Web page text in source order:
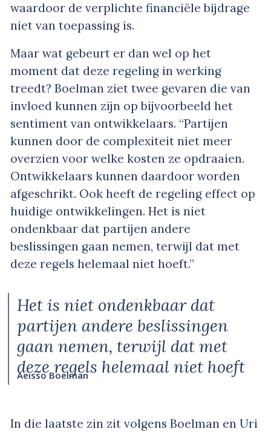
waardoor de verplichte financiële bijdrage
niet van toepassing is.
Maar wat gebeurt er dan wel op het
moment dat deze regeling in werking
treedt? Boelman ziet twee gevaren die van
invloed kunnen zijn op bijvoorbeeld het
sentiment van ontwikkelaars. “Partijen
kunnen door de complexiteit niet meer
overzien voor welke kosten ze opdraaien.
Ontwikkelaars kunnen daardoor worden
afgeschrikt. Ook heeft de regeling effect op
huidige ontwikkelingen. Het is niet
ondenkbaar dat partijen andere
beslissingen gaan nemen, terwijl dat met
deze regels helemaal niet hoeft.”
Het is niet ondenkbaar dat
partijen andere beslissingen
gaan nemen, terwijl dat met
deze regels helemaal niet hoeft
Aeisso Boelman
In die laatste zin zit volgens Boelman en Uri